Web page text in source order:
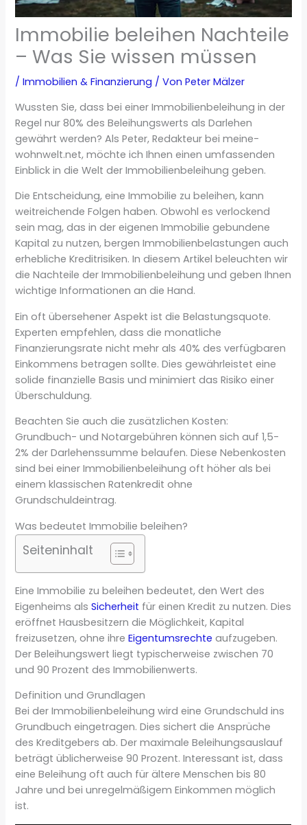
Immobilie beleihen Nachteile
– Was Sie wissen müssen
/Immobilien & Finanzierung / VonPeter Mälzer
Wussten Sie, dass bei einer Immobilienbeleihung in der
Regel nur 80% des Beleihungswerts als Darlehen
gewährt werden? Als Peter, Redakteur bei meine-
wohnwelt.net, möchte ich Ihnen einen umfassenden
Einblick in die Welt der Immobilienbeleihung geben.
Die Entscheidung, eine Immobilie zu beleihen, kann
weitreichende Folgen haben. Obwohl es verlockend
sein mag, das in der eigenen Immobilie gebundene
Kapital zu nutzen, bergen Immobilienbelastungen auch
erhebliche Kreditrisiken. In diesem Artikel beleuchten wir
die Nachteile der Immobilienbeleihung und geben Ihnen
wichtige Informationen an die Hand.
Ein oft übersehener Aspekt ist die Belastungsquote.
Experten empfehlen, dass die monatliche
Finanzierungsrate nicht mehr als 40% des verfügbaren
Einkommens betragen sollte. Dies gewährleistet eine
solide finanzielle Basis und minimiert das Risiko einer
Überschuldung.
Beachten Sie auch die zusätzlichen Kosten:
Grundbuch- und Notargebühren können sich auf 1,5-
2% der Darlehenssumme belaufen. Diese Nebenkosten
sind bei einer Immobilienbeleihung oft höher als bei
einem klassischen Ratenkredit ohne
Grundschuldeintrag.
Was bedeutet Immobilie beleihen?
Seiteninhalt
Eine Immobilie zu beleihen bedeutet, den Wert des
Eigenheims alsSicherheit für einen Kredit zu nutzen. Dies
eröffnet Hausbesitzern die Möglichkeit, Kapital
freizusetzen, ohne ihreEigentumsrechte aufzugeben.
Der Beleihungswert liegt typischerweise zwischen 70
und 90 Prozent des Immobilienwerts.
Definition und Grundlagen
Bei der Immobilienbeleihung wird eine Grundschuld ins
Grundbuch eingetragen. Dies sichert die Ansprüche
des Kreditgebers ab. Der maximale Beleihungsauslauf
beträgt üblicherweise 90 Prozent. Interessant ist, dass
eine Beleihung oft auch für ältere Menschen bis 80
Jahre und bei unregelmäßigem Einkommen möglich
ist.